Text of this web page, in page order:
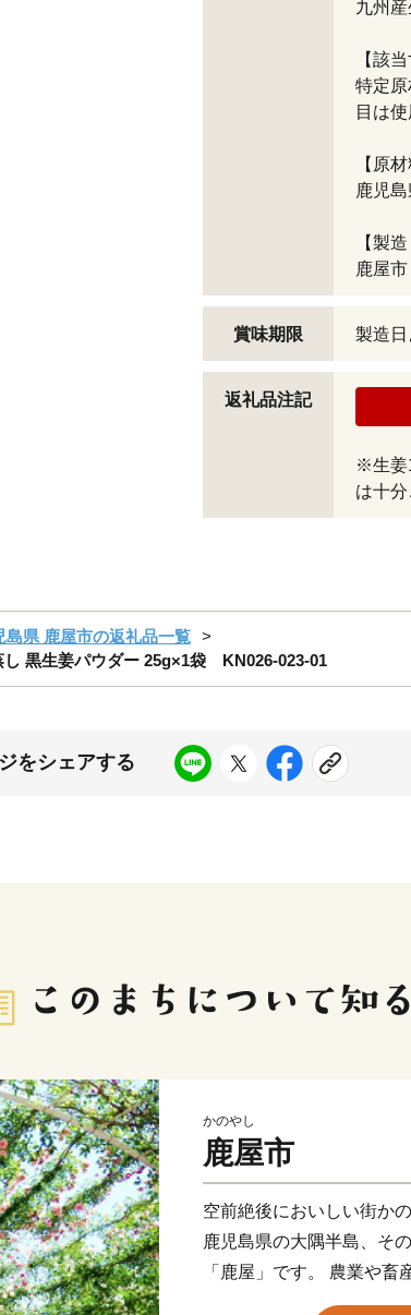
九州
【該
特定
目は
【原
鹿児
【製
鹿屋市
賞味期限 製造
返礼品注記
※生姜
は十分
島県 鹿屋市の返礼品一覧
し 黒生姜パウダー 25g×1袋 KN026-023-01
をシェアする
かのやし
鹿屋市
空前絶後においしい街か
鹿児島県の大隅半島、そ
「鹿屋」です。 農業や
産量日本一の鹿児島うな